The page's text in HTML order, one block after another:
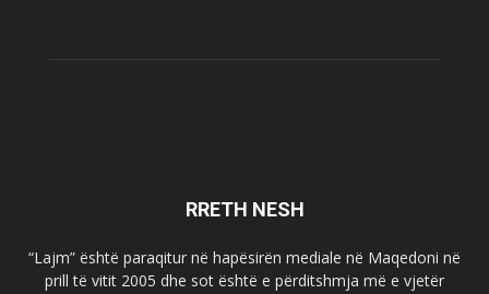
RRETH NESH
“Lajm” është paraqitur në hapësirën mediale në Maqedoni në
prill të vitit 2005 dhe sot është e përditshmja më e vjetër